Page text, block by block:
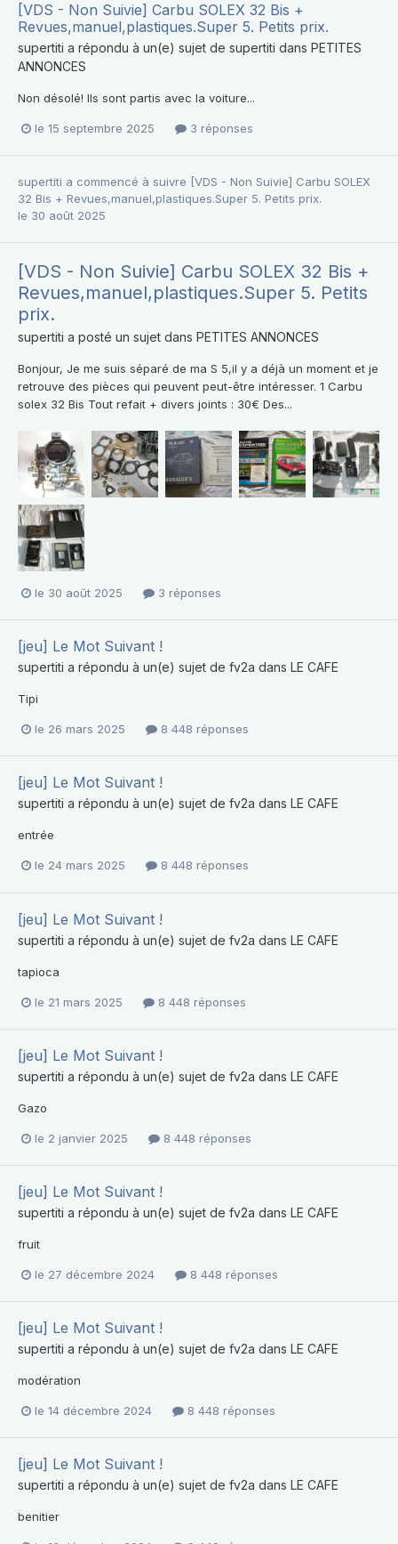
[VDS - Non Suivie] Carbu SOLEX 32 Bis +
Revues,manuel,plastiques.Super 5. Petits prix.
supertiti a répondu à un(e) sujet de supertiti dans PETITES
ANNONCES
Non désolé! Ils sont partis avec la voiture...
le 15 septembre 2025 3 réponses
supertiti a commencé à suivre [VDS - Non Suivie] Carbu SOLEX
32 Bis + Revues,manuel,plastiques.Super 5. Petits prix.
le 30 août 2025
[VDS - Non Suivie] Carbu SOLEX 32 Bis +
Revues,manuel,plastiques.Super 5. Petits
prix.
supertiti a posté un sujet dans PETITES ANNONCES
Bonjour, Je me suis séparé de ma S 5,il y a déjà un moment et je
retrouve des pièces qui peuvent peut-être intéresser. 1 Carbu
solex 32 Bis Tout refait + divers joints : 30€ Des...
le 30 août 2025 3 réponses
[jeu] Le Mot Suivant !
supertiti a répondu à un(e) sujet de fv2a dans LE CAFE
Tipi
le 26 mars 2025 8 448 réponses
[jeu] Le Mot Suivant !
supertiti a répondu à un(e) sujet de fv2a dans LE CAFE
entrée
le 24 mars 2025 8 448 réponses
[jeu] Le Mot Suivant !
supertiti a répondu à un(e) sujet de fv2a dans LE CAFE
tapioca
le 21 mars 2025 8 448 réponses
[jeu] Le Mot Suivant !
supertiti a répondu à un(e) sujet de fv2a dans LE CAFE
Gazo
le 2 janvier 2025 8 448 réponses
[jeu] Le Mot Suivant !
supertiti a répondu à un(e) sujet de fv2a dans LE CAFE
fruit
le 27 décembre 2024 8 448 réponses
[jeu] Le Mot Suivant !
supertiti a répondu à un(e) sujet de fv2a dans LE CAFE
modération
le 14 décembre 2024 8 448 réponses
[jeu] Le Mot Suivant !
supertiti a répondu à un(e) sujet de fv2a dans LE CAFE
benitier